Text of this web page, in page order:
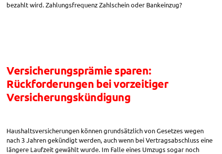
bezahlt wird. Zahlungsfrequenz Zahlschein oder Bankeinzug?
Versicherungsprämie sparen:
Rückforderungen bei vorzeitiger
Versicherungskündigung
Haushaltsversicherungen können grundsätzlich von Gesetzes wegen
nach 3 Jahren gekündigt werden, auch wenn bei Vertragsabschluss eine
längere Laufzeit gewählt wurde. Im Falle eines Umzugs sogar noch